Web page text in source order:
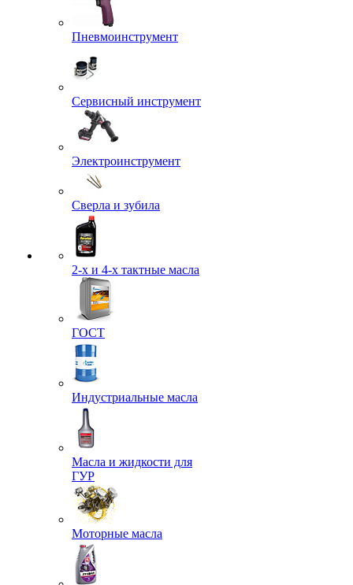
Пневмоинструмент
Сервисный инструмент
Электроинструмент
Сверла и зубила
2-х и 4-х тактные масла
ГОСТ
Индустриальные масла
Масла и жидкости для
ГУР
Моторные масла